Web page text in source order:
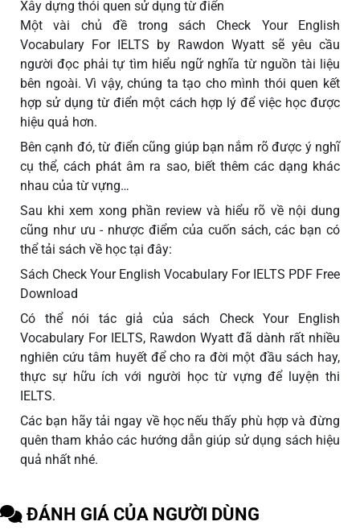
Xây dựng thói quen sử dụng từ điển
Một vài chủ đề trong sách Check Your English
Vocabulary For IELTS by Rawdon Wyatt sẽ yêu cầu
người đọc phải tự tìm hiểu ngữ nghĩa từ nguồn tài liệu
bên ngoài. Vì vậy, chúng ta tạo cho mình thói quen kết
hợp sử dụng từ điển một cách hợp lý để việc học được
hiệu quả hơn.
Bên cạnh đó, từ điển cũng giúp bạn nắm rõ được ý nghĩ
cụ thể, cách phát âm ra sao, biết thêm các dạng khác
nhau của từ vựng…
Sau khi xem xong phần review và hiểu rõ về nội dung
cũng như ưu - nhược điểm của cuốn sách, các bạn có
thể tải sách về học tại đây:
Sách Check Your English Vocabulary For IELTS PDF Free
Download
Có thể nói tác giả của sách Check Your English
Vocabulary For IELTS, Rawdon Wyatt đã dành rất nhiều
nghiên cứu tâm huyết để cho ra đời một đầu sách hay,
thực sự hữu ích với người học từ vựng để luyện thi
IELTS.
Các bạn hãy tải ngay về học nếu thấy phù hợp và đừng
quên tham khảo các hướng dẫn giúp sử dụng sách hiệu
quả nhất nhé.
ĐÁNH GIÁ CỦA NGƯỜI DÙNG